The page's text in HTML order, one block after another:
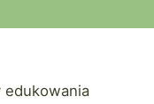
edukowania